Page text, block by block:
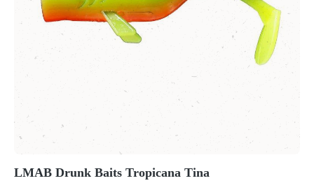
LMAB Drunk Baits Tropicana Tina